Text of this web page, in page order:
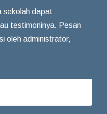
sekolah dapat
testimoninya. Pesan
oleh administrator,